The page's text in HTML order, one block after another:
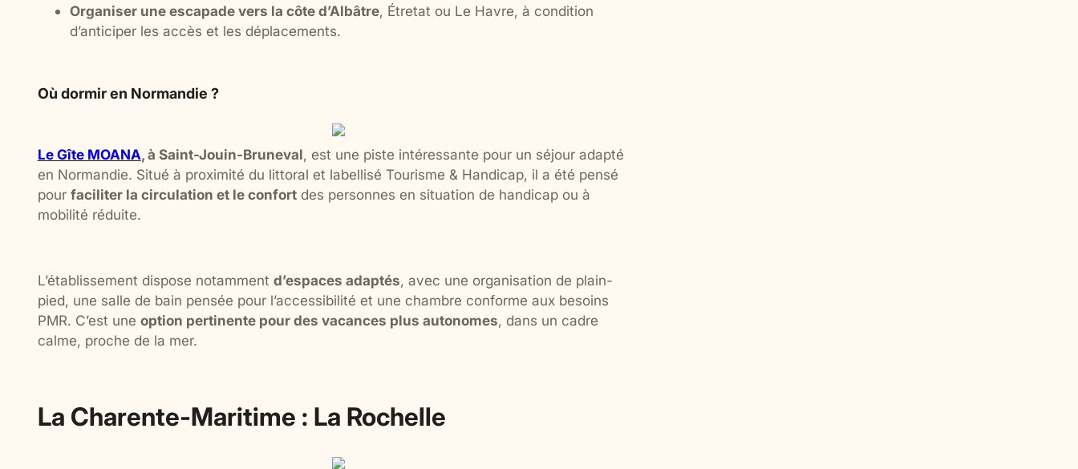
Organiser une escapade vers la côte d’Albâtre, Étretat ou Le Havre, à condition
d’anticiper les accès et les déplacements.
Où dormir en Normandie ?
Le Gîte MOANA, à Saint-Jouin-Bruneval, est une piste intéressante pour un séjour adapté
en Normandie. Situé à proximité du littoral et labellisé Tourisme & Handicap, il a été pensé
pour faciliter la circulation et le confortdes personnes en situation de handicap ou à
mobilité réduite.
L’établissement dispose notamment d’espaces adaptés, avec une organisation de plain-
pied, une salle de bain pensée pour l’accessibilité et une chambre conforme aux besoins
PMR. C’est une option pertinente pour des vacances plus autonomes, dans un cadre
calme, proche de la mer.
La Charente-Maritime : La Rochelle